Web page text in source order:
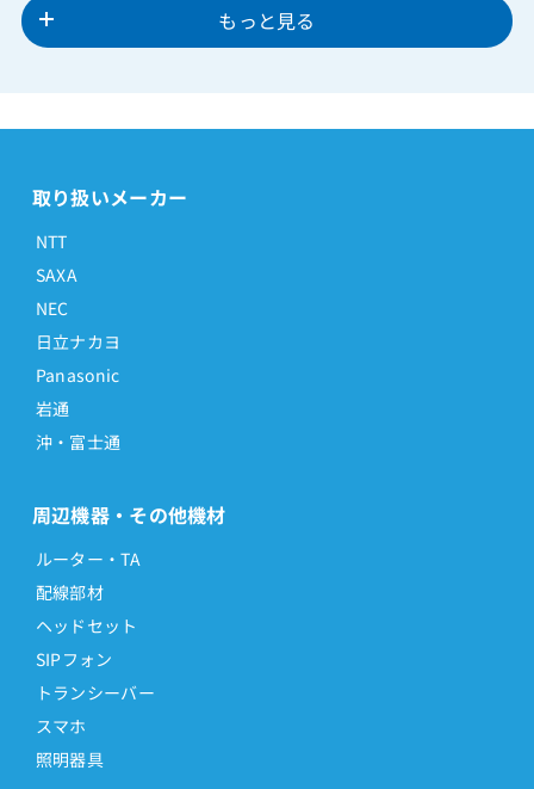
もっと見る
取り扱いメーカー
NTT
SAXA
NEC
日立ナカヨ
Panasonic
岩通
沖・富士通
周辺機器・その他機材
ルーター・TA
配線部材
ヘッドセット
SIPフォン
トランシーバー
スマホ
照明器具